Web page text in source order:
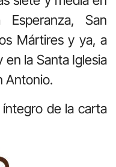
Esperanza, San
Mártires y ya, a
en la Santa Iglesia
Antonio.
de la carta